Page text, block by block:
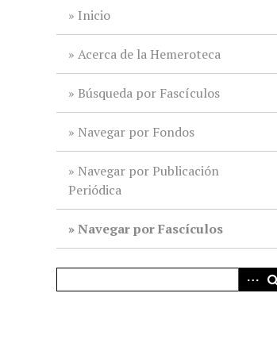
Inicio
Acerca de la Hemeroteca
Búsqueda por Fascículos
Navegar por Fondos
Navegar por Publicación
Periódica
Navegar por Fascículos